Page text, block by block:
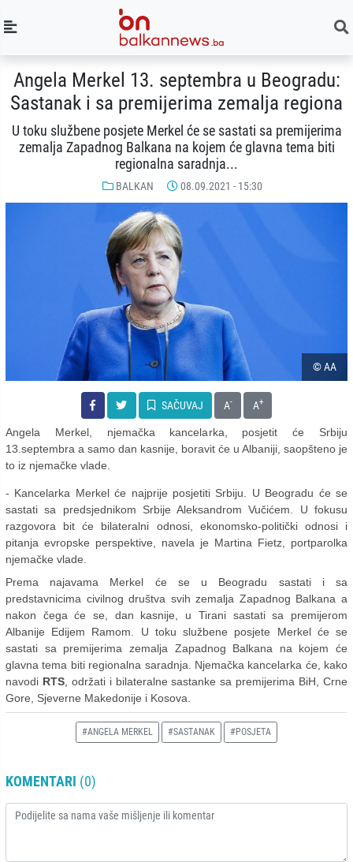
Angela Merkel 13. septembra u Beogradu:
Sastanak i sa premijerima zemalja regiona
U toku službene posjete Merkel će se sastati sa premijerima
zemalja Zapadnog Balkana na kojem će glavna tema biti
regionalna saradnja...
BALKAN 08.09.2021 - 15:30
© AA
SAČUVAJ A- A+
Angela Merkel, njemačka kancelarka, posjetit će Srbiju
13.septembra a samo dan kasnije, boravit će u Albaniji, saopšteno je
to iz njemačke vlade.
- Kancelarka Merkel će najprije posjetiti Srbiju. U Beogradu će se
sastati sa predsjednikom Srbije Aleksandrom Vučićem. U fokusu
razgovora bit će bilateralni odnosi, ekonomsko-politički odnosi i
pitanja evropske perspektive, navela je Martina Fietz, portparolka
njemačke vlade.
Prema najavama Merkel će se u Beogradu sastati i sa
predstavnicima civilnog društva svih zemalja Zapadnog Balkana a
nakon čega će se, dan kasnije, u Tirani sastati sa premijerom
Albanije Edijem Ramom. U toku službene posjete Merkel će se
sastati sa premijerima zemalja Zapadnog Balkana na kojem će
glavna tema biti regionalna saradnja. Njemačka kancelarka će, kako
navodi RTS, održati i bilateralne sastanke sa premijerima BiH, Crne
Gore, Sjeverne Makedonije i Kosova.
#ANGELA MERKEL #SASTANAK #POSJETA
KOMENTARI (0)